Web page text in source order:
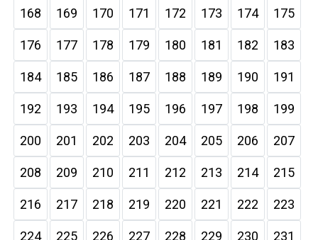
168 169 170 171 172 173 174 175
176 177 178 179 180 181 182 183
184 185 186 187 188 189 190 191
192 193 194 195 196 197 198 199
200 201 202 203 204 205 206 207
208 209 210 211 212 213 214 215
216 217 218 219 220 221 222 223
224 225 226 227 228 229 230 231